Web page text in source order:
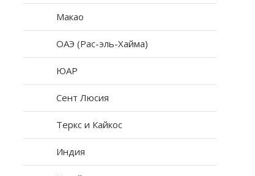
Макао
ОАЭ (Рас-эль-Хайма)
ЮАР
Сент Люсия
Теркс и Кайкос
Индия